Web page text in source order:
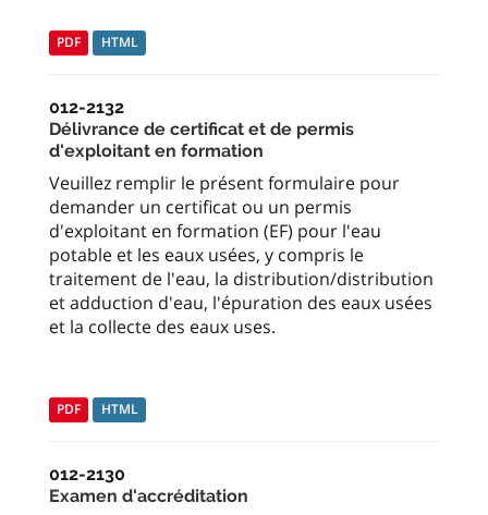
PDF HTML
012-2132
Délivrance de certificat et de permis
d'exploitant en formation
Veuillez remplir le présent formulaire pour
demander un certificat ou un permis
d'exploitant en formation (EF) pour l'eau
potable et les eaux usées, y compris le
traitement de l'eau, la distribution/distribution
et adduction d'eau, l'épuration des eaux usées
et la collecte des eaux uses.
PDF HTML
012-2130
Examen d'accréditation